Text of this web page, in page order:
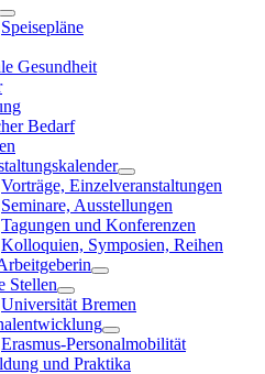
Speisepläne
Gesundheit
Bedarf
Vorträge, Einzelveranstaltungen
Seminare, Ausstellungen
Tagungen und Konferenzen
Kolloquien, Symposien, Reihen
Stellen
Universität Bremen
Erasmus-Personalmobilität
und Praktika